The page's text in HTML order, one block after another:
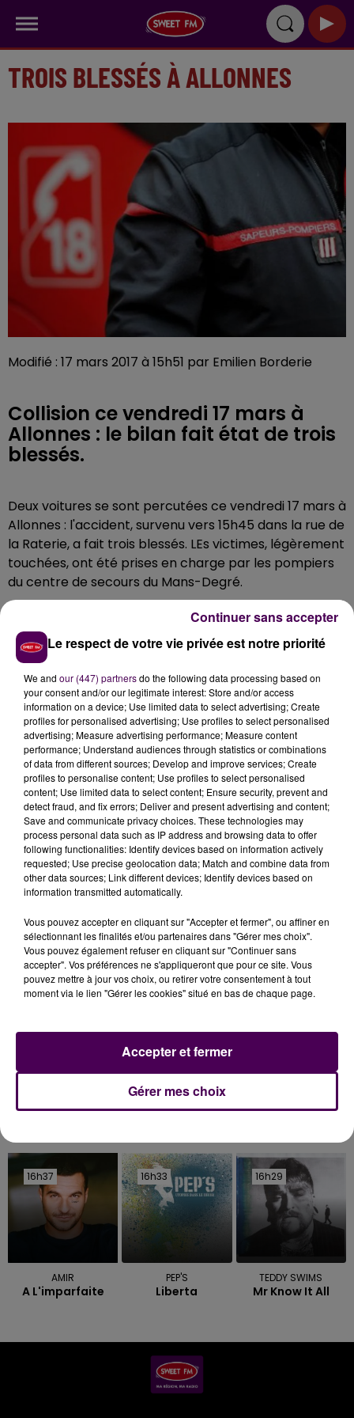
TROIS BLESSÉS À ALLONNES
Modifié : 17 mars 2017 à 15h51 par Emilien Borderie
Collision ce vendredi 17 mars à
Allonnes : le bilan fait état de trois
blessés.
Deux voitures se sont percutées ce vendredi 17 mars à
Allonnes : l'accident, survenu vers 15h45 dans la rue de
la Raterie, a fait trois blessés. LEs victimes, légèrement
touchées, ont été prises en charge par les pompiers
du centre de secours du Mans-Degré.
À LA UNE
31 juillet 2026
Gagnez vos entrées à Terra Botanica !
11 juillet 2026
Kids !
12h00
Des pompiers du Centre Val de Loire envoyé en
DERNIERS TITRES
16h37
16h37
AMIR
A L'imparfaite
16h33
16h33
PEP'S
Liberta
16h29
16h29
TEDDY SWIMS
Mr Know It All
Le respect de votre vie privée est notre priorité
We and our (447) partnersdo the following data processing based on
your consent and/or our legitimate interest: Store and/or access
information on a device; Use limited data to select advertising; Create
profiles for personalised advertising; Use profiles to select personalised
advertising; Measure advertising performance; Measure content
performance; Understand audiences through statistics or combinations
of data from different sources; Develop and improve services; Create
profiles to personalise content; Use profiles to select personalised
content; Use limited data to select content; Ensure security, prevent and
detect fraud, and fix errors; Deliver and present advertising and content;
Save and communicate privacy choices. These technologies may
process personal data such as IP address and browsing data to offer
following functionalities: Identify devices based on information actively
requested; Use precise geolocation data; Match and combine data from
other data sources; Link different devices; Identify devices based on
information transmitted automatically.
Vous pouvez accepter en cliquant sur "Accepter et fermer", ou affiner en
sélectionnant les finalités et/ou partenaires dans "Gérer mes choix".
Vous pouvez également refuser en cliquant sur "Continuer sans
accepter". Vos préférences ne s'appliqueront que pour ce site. Vous
pouvez mettre à jour vos choix, ou retirer votre consentement à tout
moment via le lien "Gérer les cookies" situé en bas de chaque page.
Gérer mes choix
Accepter et fermer
Continuer sans accepter